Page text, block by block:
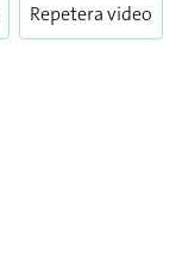
Repetera video